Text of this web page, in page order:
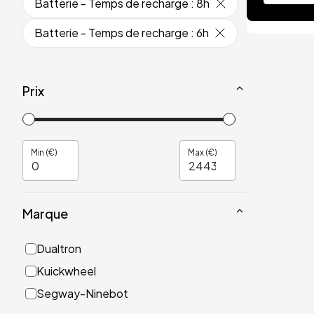
Batterie - Temps de recharge : 8h
Batterie - Temps de recharge : 6h
Prix
Min (€) Max (€)
Marque
Dualtron
Kuickwheel
Segway-Ninebot